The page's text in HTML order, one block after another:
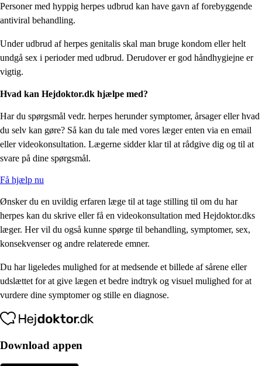
Personer med hyppig herpes udbrud kan have gavn af forebyggende
antiviral behandling.
Under udbrud af herpes genitalis skal man bruge kondom eller helt
undgå sex i perioder med udbrud. Derudover er god håndhygiejne er
vigtig.
Hvad kan Hejdoktor.dk hjælpe med?
Har du spørgsmål vedr. herpes herunder symptomer, årsager eller hvad
du selv kan gøre? Så kan du tale med vores læger enten via en email
eller videokonsultation. Lægerne sidder klar til at rådgive dig og til at
svare på dine spørgsmål.
Få hjælp nu
Ønsker du en uvildig erfaren læge til at tage stilling til om du har
herpes kan du skrive eller få en videokonsultation med Hejdoktor.dks
læger. Her vil du også kunne spørge til behandling, symptomer, sex,
konsekvenser og andre relaterede emner.
Du har ligeledes mulighed for at medsende et billede af sårene eller
udslættet for at give lægen et bedre indtryk og visuel mulighed for at
vurdere dine symptomer og stille en diagnose.
Download appen